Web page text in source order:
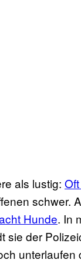
als lustig:
schwer.
Hunde. In
sie der
unterlaufen